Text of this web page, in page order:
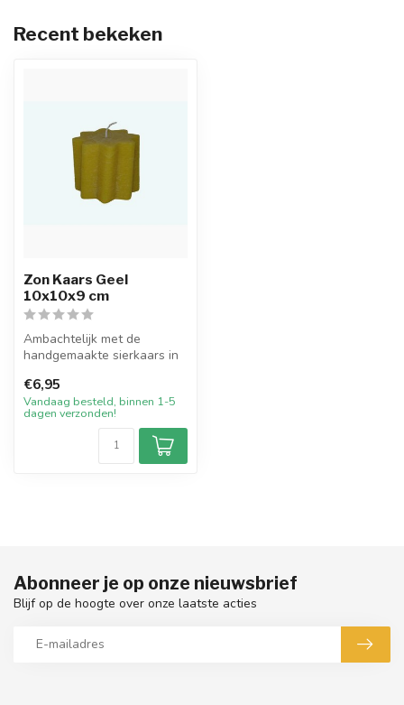
Recent bekeken
Zon Kaars Geel
10x10x9 cm
Ambachtelijk met de
handgemaakte sierkaars in
kleur gee...
€6,95
Vandaag besteld, binnen 1-5
dagen verzonden!
Abonneer je op onze nieuwsbrief
Blijf op de hoogte over onze laatste acties